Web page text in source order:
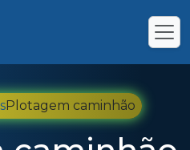
Plotagem caminhão